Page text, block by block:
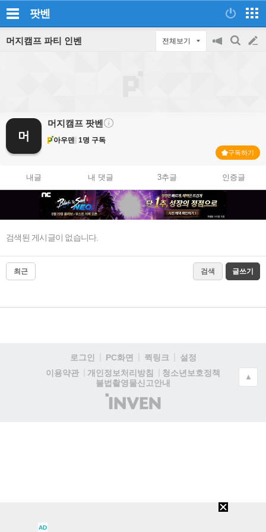
팟벤
머지캠프 파티 인벤 전체보기
머
머지캠프 팟벤
아우덴 1명 구독
구독하기
내글 내 댓글 3추글 인증글
검색된 게시글이 없습니다.
최근 검색 글쓰기
로그인 PC화면 퀵링크
설정
이용약관
개인정보처리방침
청소년보호정책
불법촬영물신고안내
(주)
인
▲
AD